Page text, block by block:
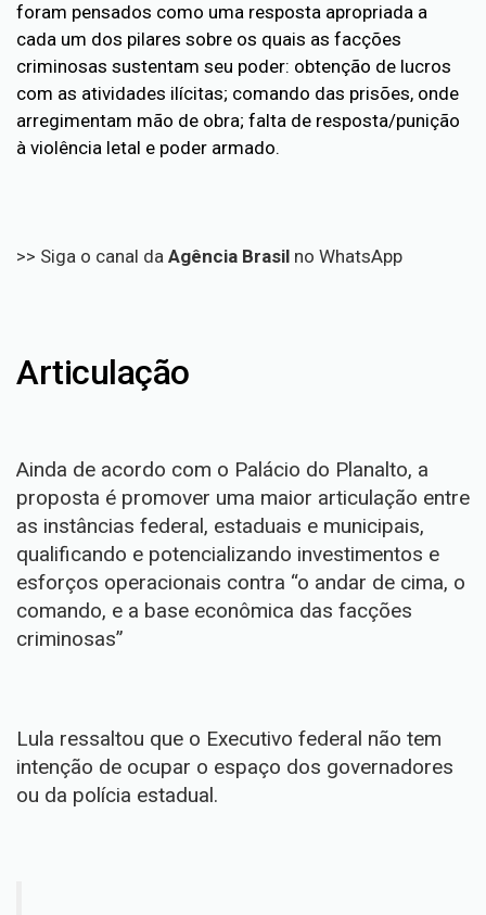
foram pensados como uma resposta apropriada a
cada um dos pilares sobre os quais as facções
criminosas sustentam seu poder: obtenção de lucros
com as atividades ilícitas; comando das prisões, onde
arregimentam mão de obra; falta de resposta/punição
à violência letal e poder armado.
>> Siga o canal da Agência Brasil no WhatsApp
Articulação
Ainda de acordo com o Palácio do Planalto, a
proposta é promover uma maior articulação entre
as instâncias federal, estaduais e municipais,
qualificando e potencializando investimentos e
esforços operacionais contra “o andar de cima, o
comando, e a base econômica das facções
criminosas”
Lula ressaltou que o Executivo federal não tem
intenção de ocupar o espaço dos governadores
ou da polícia estadual.